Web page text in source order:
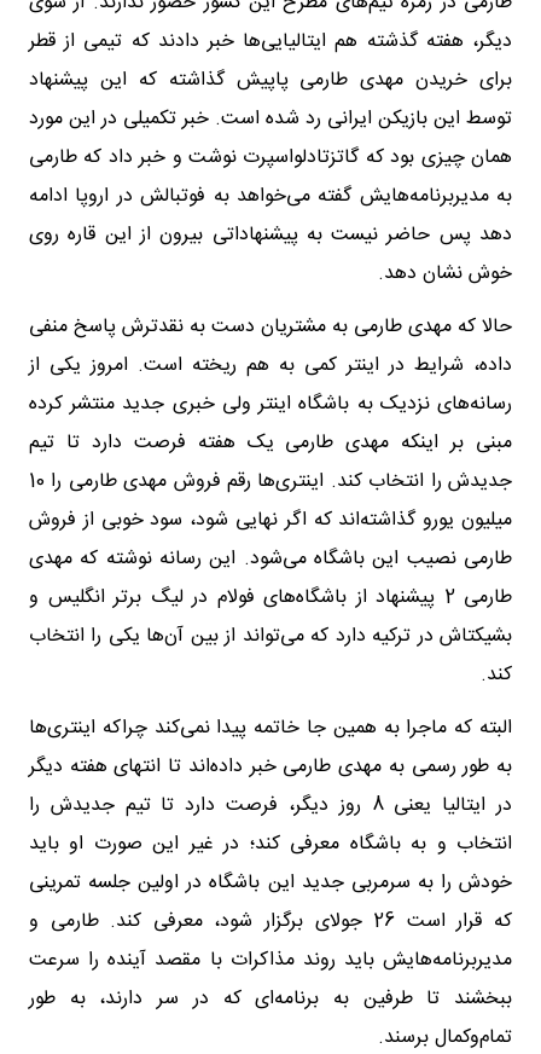
دیگر، هفته گذشته هم ایتالیایی‌ها خبر دادند که تیمی از قطر
برای خریدن مهدی طارمی پاپیش گذاشته که این پیشنهاد
توسط این بازیکن ایرانی رد شده است. خبر تکمیلی در این مورد
همان چیزی بود که گاتزتادلواسپرت نوشت و خبر داد که طارمی
به مدیربرنامه‌هایش گفته می‌خواهد به فوتبالش در اروپا ادامه
دهد پس حاضر نیست به پیشنهاداتی بیرون از این قاره روی
خوش نشان دهد.
حالا که مهدی طارمی به مشتریان دست به نقد‌ترش پاسخ منفی
داده، شرایط در اینتر کمی به هم ریخته است. امروز یکی از
رسانه‌های نزدیک به باشگاه اینتر ولی خبری جدید منتشر کرده
مبنی بر اینکه مهدی طارمی یک هفته فرصت دارد تا تیم
جدیدش را انتخاب کند. اینتری‌ها رقم فروش مهدی طارمی را 10
میلیون یورو گذاشته‌اند که اگر نهایی شود، سود خوبی از فروش
طارمی نصیب این باشگاه می‌شود. این رسانه نوشته که مهدی
طارمی 2 پیشنهاد از باشگاه‌های فولام در لیگ برتر انگلیس و
بشیکتاش در ترکیه دارد که می‌تواند از بین آن‌ها یکی را انتخاب
کند.
البته که ماجرا به همین جا خاتمه پیدا نمی‌کند چراکه اینتری‌ها
به طور رسمی به مهدی طارمی خبر داده‌اند تا انتهای هفته دیگر
در ایتالیا یعنی 8 روز دیگر، فرصت دارد تا تیم جدیدش را
انتخاب و به باشگاه معرفی کند؛ در غیر این صورت او باید
خودش را به سرمربی جدید این باشگاه در اولین جلسه تمرینی
که قرار است 26 جولای برگزار شود، معرفی کند. طارمی و
مدیربرنامه‌هایش باید روند مذاکرات با مقصد آینده را سرعت
ببخشند تا طرفین به برنامه‌ای که در سر دارند، به طور
تمام‌وکمال برسند.